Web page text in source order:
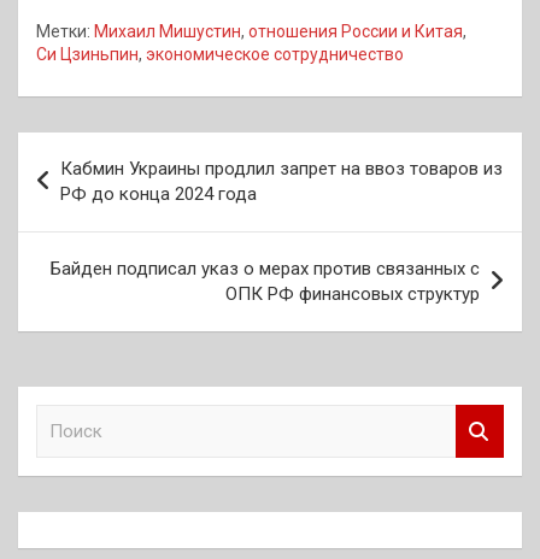
Метки: Михаил Мишустин, отношения России и Китая,
Си Цзиньпин, экономическое сотрудничество
по
записям
Кабмин Украины продлил запрет на ввоз товаров из
РФ до конца 2024 года
Байден подписал указ о мерах против связанных с
ОПК РФ финансовых структур
к